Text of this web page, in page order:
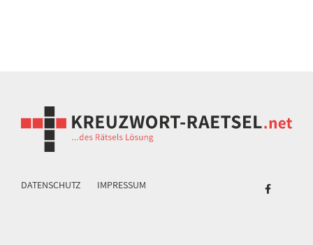
DATENSCHUTZ IMPRESSUM